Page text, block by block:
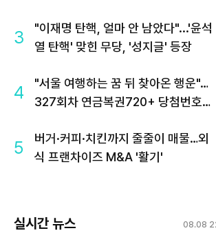
3
"이재명 탄핵, 얼마 안 남았다"...'윤석
열 탄핵' 맞힌 무당, '성지글' 등장
4
"서울 여행하는 꿈 뒤 찾아온 행운"…
327회차 연금복권720+ 당첨번호조
5
버거·커피·치킨까지 줄줄이 매물…외
식 프랜차이즈 M&A '활기'
실시간 뉴스 08.08